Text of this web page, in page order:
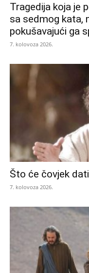
Tragedija koja je
sa sedmog kata,
pokušavajući ga
7. kolovoza 2026.
Što će čovjek
7. kolovoza 2026.